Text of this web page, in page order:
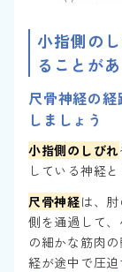
小指側の
ることが
尺骨神経の
しましょう
小指側のしびれ
している神経
尺骨神経は、
側を通過して
の細かな筋肉
経が途中で圧迫